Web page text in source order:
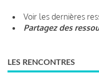
Voir les dernières
Partagez des
LES RENCONTRES